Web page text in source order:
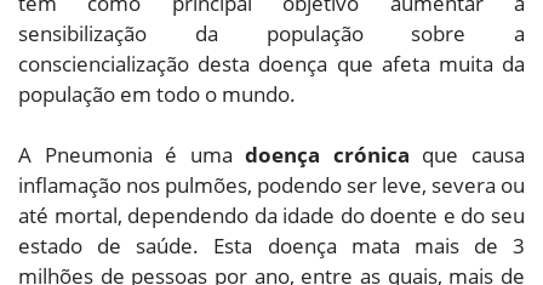
sensibilização da população sobre a
consciencialização desta doença que afeta muita da
população em todo o mundo.
A Pneumonia é umadoença crónica que causa
inflamação nos pulmões, podendo ser leve, severa ou
até mortal, dependendo da idade do doente e do seu
estado de saúde. Esta doença mata mais de 3
milhões de pessoas por ano, entre as quais, mais de